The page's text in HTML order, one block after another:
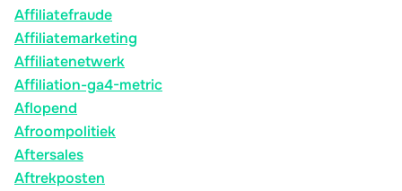
Affiliatefraude
Affiliatemarketing
Affiliatenetwerk
Affiliation-ga4-metric
Aflopend
Afroompolitiek
Aftersales
Aftrekposten